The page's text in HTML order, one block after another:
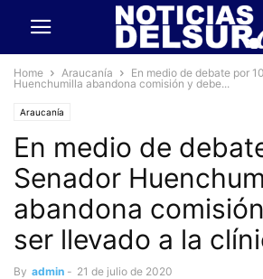
Home Araucanía
En medio de debate por
Huenchumilla abandona comisión y debe...
Araucanía
En medio de
Senador
abandona
ser llevado a la
By admin - 21 de julio de 2020